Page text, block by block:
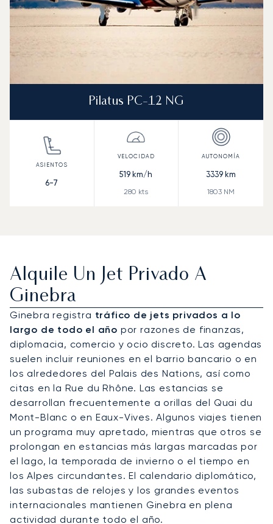
Pilatus PC-12 NG
6-7
519 km/h
280 kts
3339 km
1803 NM
Alquile Un Jet Privado A
Ginebra
Ginebra registra tráfico de jets privados a lo
largo de todo el año por razones de finanzas,
diplomacia, comercio y ocio discreto. Las agendas
suelen incluir reuniones en el barrio bancario o en
los alrededores del Palais des Nations, así como
citas en la Rue du Rhône. Las estancias se
desarrollan frecuentemente a orillas del Quai du
Mont-Blanc o en Eaux-Vives. Algunos viajes tienen
un programa muy apretado, mientras que otros se
prolongan en estancias más largas marcadas por
el lago, la temporada de invierno o el tiempo en
los Alpes circundantes. El calendario diplomático,
las subastas de relojes y los grandes eventos
internacionales mantienen Ginebra en plena
actividad durante todo el año.